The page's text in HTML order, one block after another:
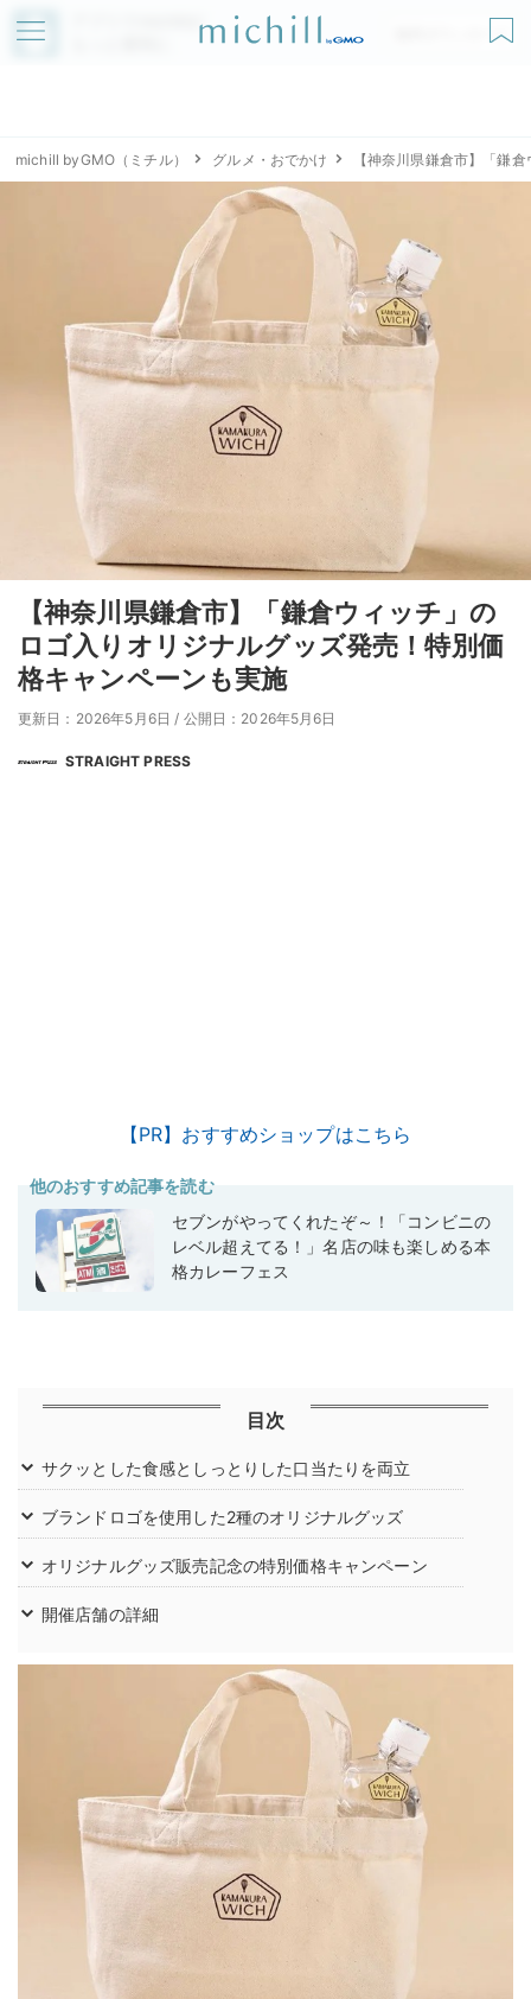
アプリでmichillが
無料ダウンロード
michill byGMO（ミチル） グルメ・おでかけ 【神奈川県鎌倉市】「鎌
【神奈川県鎌倉市】「鎌倉ウィッチ」の
ロゴ入りオリジナルグッズ発売！特別価
格キャンペーンも実施
更新日：2026年5月6日 / 公開日：2026年5月6日
STRAIGHT PRESS
【PR】おすすめショップはこちら
他のおすすめ記事を読む
セブンがやってくれたぞ～！「コンビニの
レベル超えてる！」名店の味も楽しめる本
格カレーフェス
目次
サクッとした食感としっとりした口当たりを両立
ブランドロゴを使用した2種のオリジナルグッズ
オリジナルグッズ販売記念の特別価格キャンペーン
開催店舗の詳細